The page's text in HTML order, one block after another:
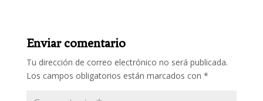
Enviar comentario
Tu dirección de correo electrónico no será publicada.
Los campos obligatorios están marcados con *